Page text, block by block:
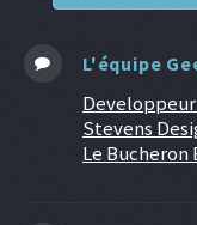
L'équipe
Stevens
Le Bucheron